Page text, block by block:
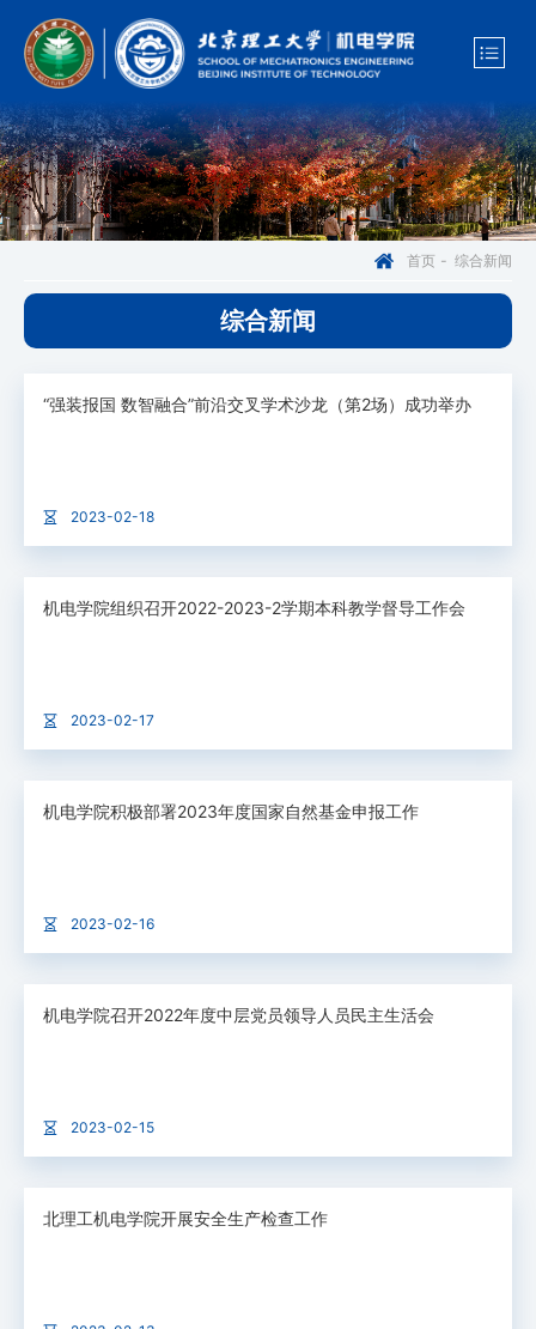
首页 - 综合新闻
综合新闻
“强装报国 数智融合”前沿交叉学术沙龙（第2场）成功举办
2023-02-18
机电学院组织召开2022-2023-2学期本科教学督导工作会
2023-02-17
机电学院积极部署2023年度国家自然基金申报工作
2023-02-16
机电学院召开2022年度中层党员领导人员民主生活会
2023-02-15
北理工机电学院开展安全生产检查工作